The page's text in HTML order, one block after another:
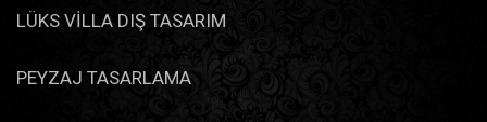
LÜKS VİLLA DIŞ TASARIM
PEYZAJ TASARLAMA